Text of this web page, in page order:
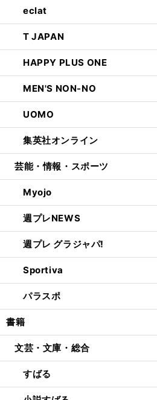
eclat
T JAPAN
HAPPY PLUS ONE
MEN'S NON-NO
UOMO
集英社オンライン
芸能・情報・スポーツ
Myojo
週プレNEWS
週プレ グラジャパ!
Sportiva
パラスポ
書籍
文芸・文庫・総合
すばる